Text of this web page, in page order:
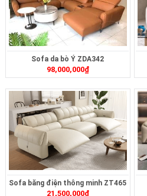
Sofa da bò Ý ZDA342
98,000,000₫
Sofa băng điện thông minh ZT465
21,500,000₫